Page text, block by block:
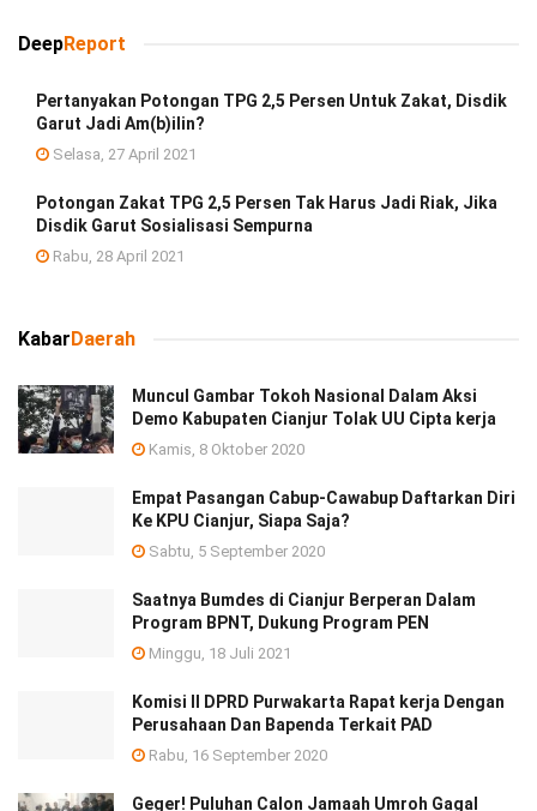
DeepReport
Pertanyakan Potongan TPG 2,5 Persen Untuk Zakat, Disdik
Garut Jadi Am(b)ilin?
Selasa, 27 April 2021
Potongan Zakat TPG 2,5 Persen Tak Harus Jadi Riak, Jika
Disdik Garut Sosialisasi Sempurna
Rabu, 28 April 2021
KabarDaerah
Muncul Gambar Tokoh Nasional Dalam Aksi
Demo Kabupaten Cianjur Tolak UU Cipta kerja
Kamis, 8 Oktober 2020
Empat Pasangan Cabup-Cawabup Daftarkan Diri
Ke KPU Cianjur, Siapa Saja?
Sabtu, 5 September 2020
Saatnya Bumdes di Cianjur Berperan Dalam
Program BPNT, Dukung Program PEN
Minggu, 18 Juli 2021
Komisi II DPRD Purwakarta Rapat kerja Dengan
Perusahaan Dan Bapenda Terkait PAD
Rabu, 16 September 2020
Geger! Puluhan Calon Jamaah Umroh Gagal